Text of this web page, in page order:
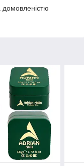
домовленістю